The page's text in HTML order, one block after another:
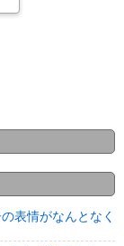
表情がなんとなく